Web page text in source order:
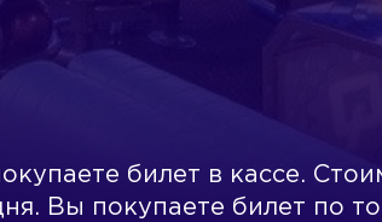
билет в кассе.
Вы покупаете билет по